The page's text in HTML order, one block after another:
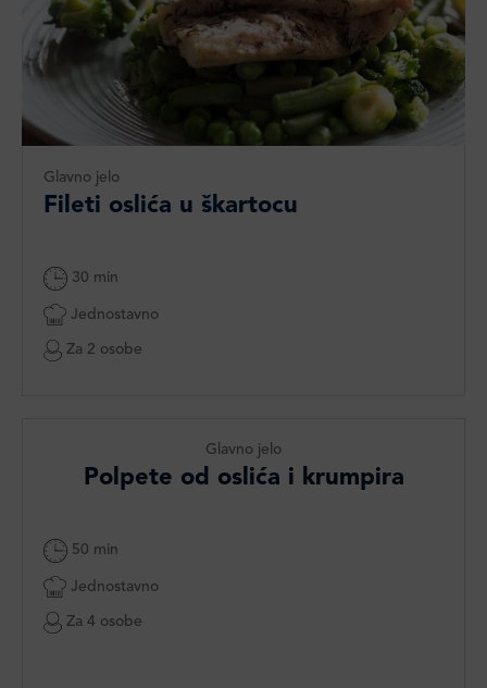
Glavno jelo
Fileti oslića u škartocu
30 min
Jednostavno
Za 2 osobe
Glavno jelo
Polpete od oslića i krumpira
50 min
Jednostavno
Za 4 osobe